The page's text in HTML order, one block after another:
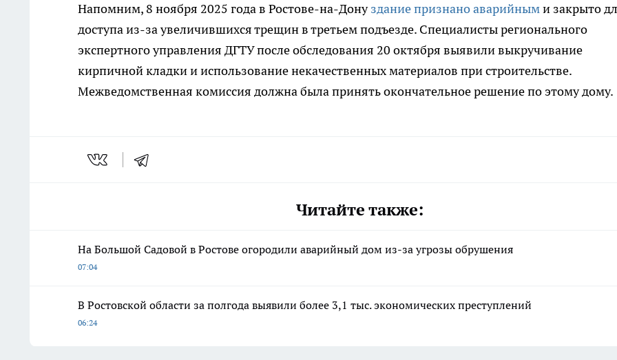
Напомним, 8 ноября 2025 года в Ростове-на-Донуздание признано аварийными закрыто
доступа из-за увеличившихся трещин в третьем подъезде. Специалисты регионального
экспертного управления ДГТУ после обследования 20 октября выявили выкручивание
кирпичной кладки и использование некачественных материалов при строительстве.
Межведомственная комиссия должна была принять окончательное решение по этому дому.
Читайте также:
На Большой Садовой в Ростове огородили аварийный дом из-за угрозы обрушения
07:04
В Ростовской области за полгода выявили более 3,1 тыс. экономических преступлений
06:24